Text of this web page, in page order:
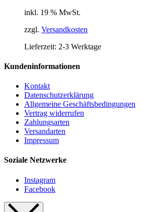
war:
ist:
inkl. 19 % MwSt.
zzgl. Versandkosten
Lieferzeit: 2-3 Werktage
Kundeninformationen
Kontakt
Datenschutzerklärung
Allgemeine Geschäftsbedingungen
Vertrag widerrufen
Zahlungsarten
Versandarten
Impressum
Soziale Netzwerke
Instagram
Facebook